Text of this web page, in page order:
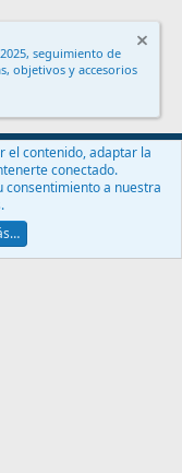
privacidad
Ayuda
Ltd.
seguimiento de
objetivos y accesorios
el contenido, adaptar la
conectado.
consentimiento a nuestra